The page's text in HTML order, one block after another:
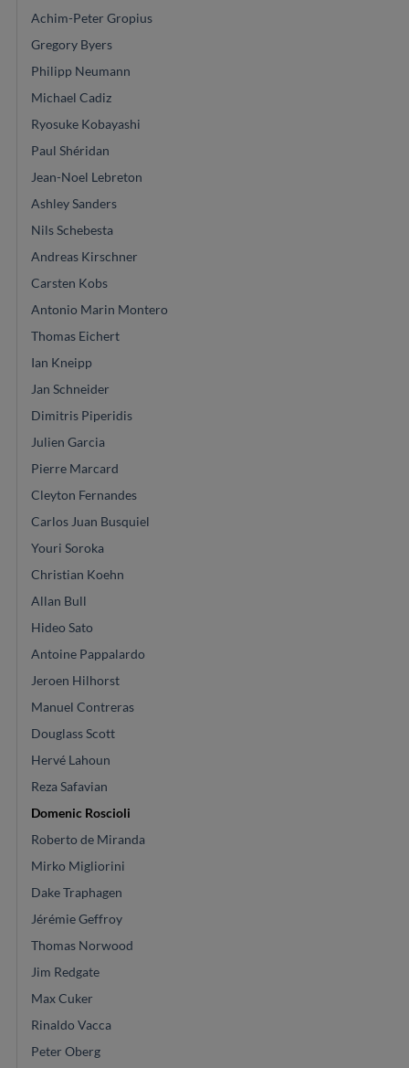
Achim-Peter Gropius
Gregory Byers
Philipp Neumann
Michael Cadiz
Ryosuke Kobayashi
Paul Shéridan
Jean-Noel Lebreton
Ashley Sanders
Nils Schebesta
Andreas Kirschner
Carsten Kobs
Antonio Marin Montero
Thomas Eichert
Ian Kneipp
Jan Schneider
Dimitris Piperidis
Julien Garcia
Pierre Marcard
Cleyton Fernandes
Carlos Juan Busquiel
Youri Soroka
Christian Koehn
Allan Bull
Hideo Sato
Antoine Pappalardo
Jeroen Hilhorst
Manuel Contreras
Douglass Scott
Hervé Lahoun
Reza Safavian
Domenic Roscioli
Roberto de Miranda
Mirko Migliorini
Dake Traphagen
Jérémie Geffroy
Thomas Norwood
Jim Redgate
Max Cuker
Rinaldo Vacca
Peter Oberg